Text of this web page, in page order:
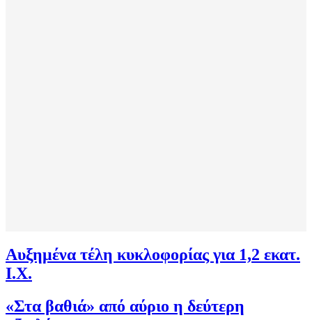
Αυξημένα τέλη κυκλοφορίας για 1,2 εκατ.
Ι.Χ.
«Στα βαθιά» από αύριο η δεύτερη